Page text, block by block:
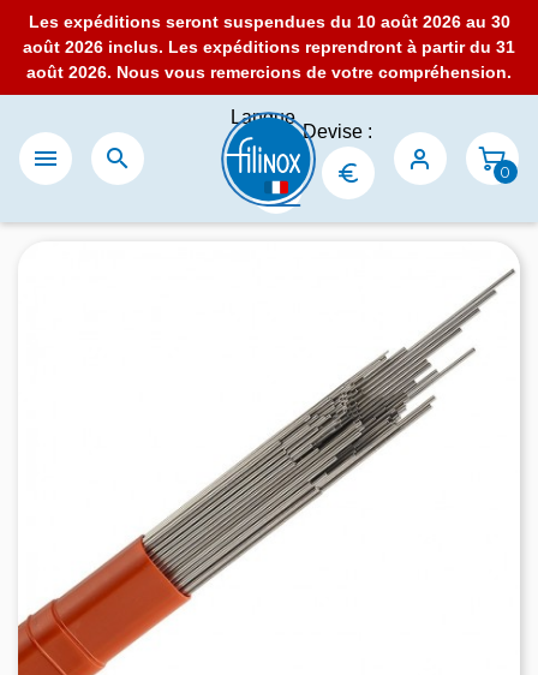
Les expéditions seront suspendues du 10 août 2026 au 30
août 2026 inclus. Les expéditions reprendront à partir du 31
août 2026. Nous vous remercions de votre compréhension.
 
Langue
:
Devise :
0